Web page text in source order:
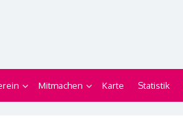
Mitmachen Karte Statistik